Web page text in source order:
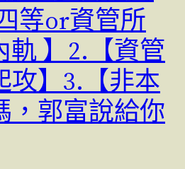
等or資管所
軌 】2.【資管
攻】3.【非本
，郭富說給你